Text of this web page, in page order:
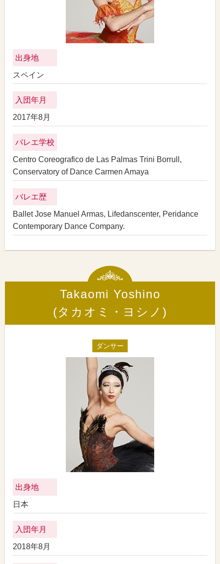
出身地
スペイン
入団年月
2017年8月
バレエ学校
Centro Coreografico de Las Palmas Trini Borrull,
Conservatory of Dance Carmen Amaya
バレエ歴
Ballet Jose Manuel Armas, Lifedanscenter, Peridance
Contemporary Dance Company.
Takaomi Yoshino
(タカオミ・ヨシノ)
ダンサー
出身地
日本
入団年月
2018年8月